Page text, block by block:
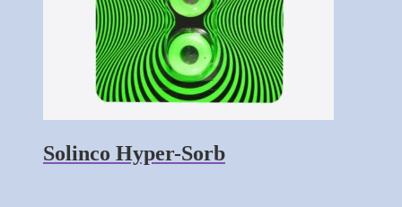
Solinco Hyper-Sorb